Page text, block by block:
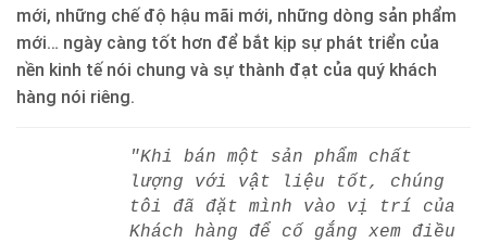
mới, những chế độ hậu mãi mới, những dòng sản phẩm
mới… ngày càng tốt hơn để bắt kịp sự phát triển của
nền kinh tế nói chung và sự thành đạt của quý khách
hàng nói riêng.
"Khi bán một sản phẩm chất
lượng với vật liệu tốt, chúng
tôi đã đặt mình vào vị trí của
Khách hàng để cố gắng xem điều